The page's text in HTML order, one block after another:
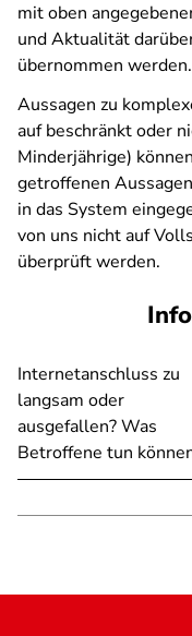
mit oben
und Aktualität
übernommen werden.
Aussagen zu
auf beschränkt oder
Minderjährige)
getroffenen
in das System
von uns nicht auf
überprüft werden.
Internetanschluss zu
langsam oder
ausgefallen? Was
Betroffene tun